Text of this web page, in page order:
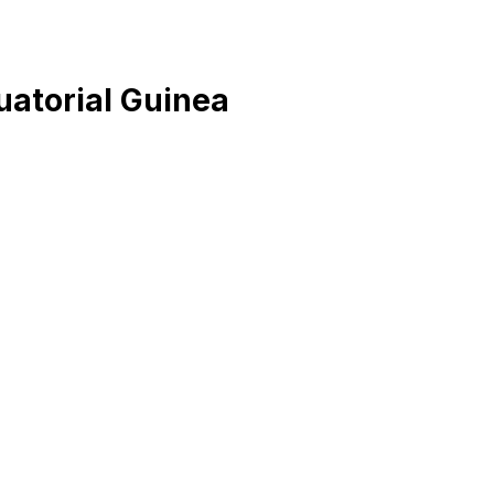
Guinea